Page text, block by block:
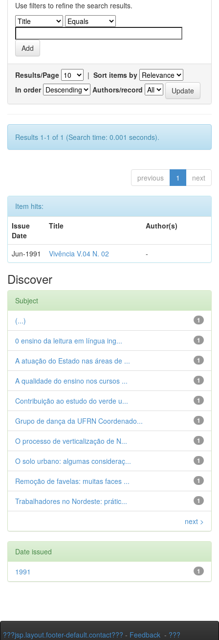
Use filters to refine the search results.
Results/Page | Sort items by
In order
Authors/record
Results 1-1 of 1 (Search time: 0.001 seconds).
previous 1 next
Item hits:
Issue
Date
Title Author(s)
Jun-1991 Vivência V.04 N. 02 -
Discover
Subject
1
(...)
1
0 ensino da leitura em língua ing...
1
A atuação do Estado nas áreas de ...
1
A qualidade do ensino nos cursos ...
1
Contribuição ao estudo do verde u...
1
Grupo de dança da UFRN Coordenado...
1
O processo de verticalização de N...
1
O solo urbano: algumas consideraç...
1
Remoção de favelas: muitas faces ...
1
Trabalhadores no Nordeste: prátic...
next >
Date issued
1
1991
???jsp.layout.footer-default.contact??? - Feedback - ???